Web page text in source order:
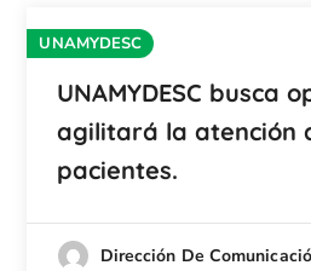
UNAMYDESC
UNAMYDESC busca
agilitará la atención
pacientes.
Dirección De